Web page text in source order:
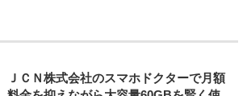
ＪＣＮ株式会社のスマホドクターで月額